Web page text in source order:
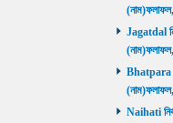
Jagatdal
Bhatpara
Naihati